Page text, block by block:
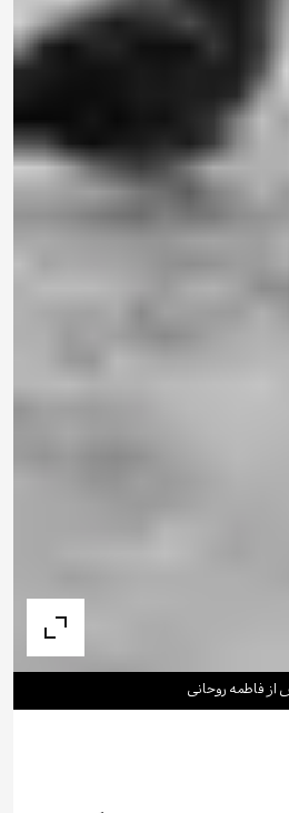
فاطمه روحانى